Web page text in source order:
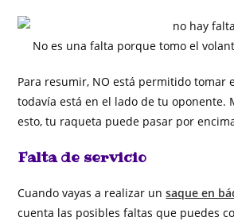
No es una falta porque tomo el
Para resumir, NO está permitido tomar
todavía está en el lado de tu oponente.
esto, tu raqueta puede pasar por
Falta de servicio
Cuando vayas a realizar unsaque en
cuenta las posibles faltas que puedes